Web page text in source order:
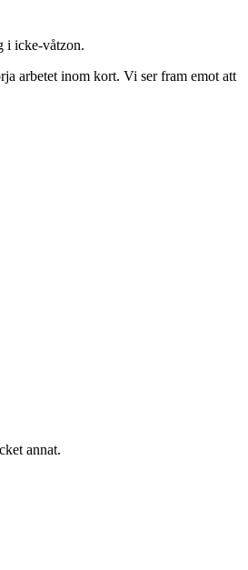
i icke-våtzon.
arbetet inom kort. Vi ser fram emot att
annat.